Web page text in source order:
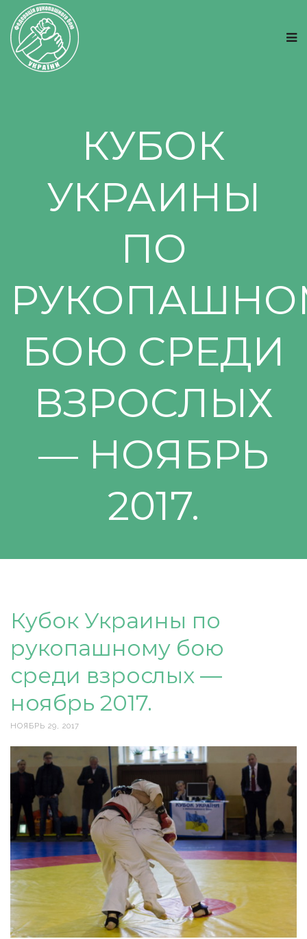
КУБОК
УКРАИНЫ
ПО
БОЮ СРЕДИ
ВЗРОСЛЫХ
— НОЯБРЬ
2017.
Кубок Украины по
рукопашному бою
среди взрослых —
ноябрь 2017.
НОЯБРЬ 29, 2017